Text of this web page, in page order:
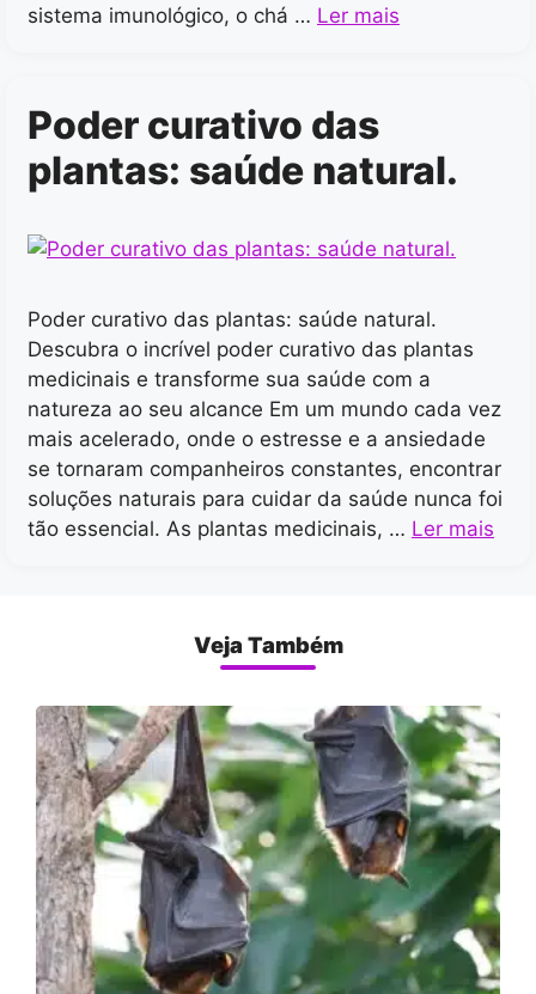
sistema imunológico, o chá … Ler mais
Poder curativo das
plantas: saúde natural.
Poder curativo das plantas: saúde natural.
Descubra o incrível poder curativo das plantas
medicinais e transforme sua saúde com a
natureza ao seu alcance Em um mundo cada vez
mais acelerado, onde o estresse e a ansiedade
se tornaram companheiros constantes, encontrar
soluções naturais para cuidar da saúde nunca foi
tão essencial. As plantas medicinais, … Ler mais
Veja Também